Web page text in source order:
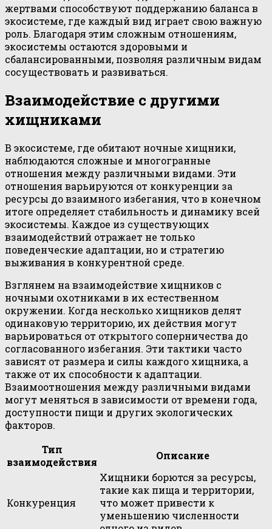
жертвами способствуют поддержанию баланса в
экосистеме, где каждый вид играет свою важную
роль. Благодаря этим сложным отношениям,
экосистемы остаются здоровыми и
сбалансированными, позволяя различным видам
сосуществовать и развиваться.
Взаимодействие с другими
хищниками
В экосистеме, где обитают ночные хищники,
наблюдаются сложные и многогранные
отношения между различными видами. Эти
отношения варьируются от конкуренции за
ресурсы до взаимного избегания, что в конечном
итоге определяет стабильность и динамику всей
экосистемы. Каждое из существующих
взаимодействий отражает не только
поведенческие адаптации, но и стратегию
выживания в конкурентной среде.
Взглянем на взаимодействие хищников с
ночными охотниками в их естественном
окружении. Когда несколько хищников делят
одинаковую территорию, их действия могут
варьироваться от открытого соперничества до
согласованного избегания. Эти тактики часто
зависят от размера и силы каждого хищника, а
также от их способности к адаптации.
Взаимоотношения между различными видами
могут меняться в зависимости от времени года,
доступности пищи и других экологических
факторов.
Тип
взаимодействия
Описание
Конкуренция
Хищники борются за ресурсы,
такие как пища и территории,
что может привести к
уменьшению численности